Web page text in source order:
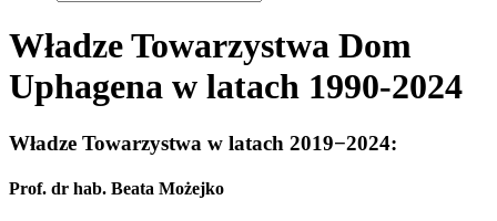
Władze Towarzystwa Dom
Uphagena w latach 1990-2024
Władze Towarzystwa w latach 2019−2024:
Prof. dr hab. Beata Możejko